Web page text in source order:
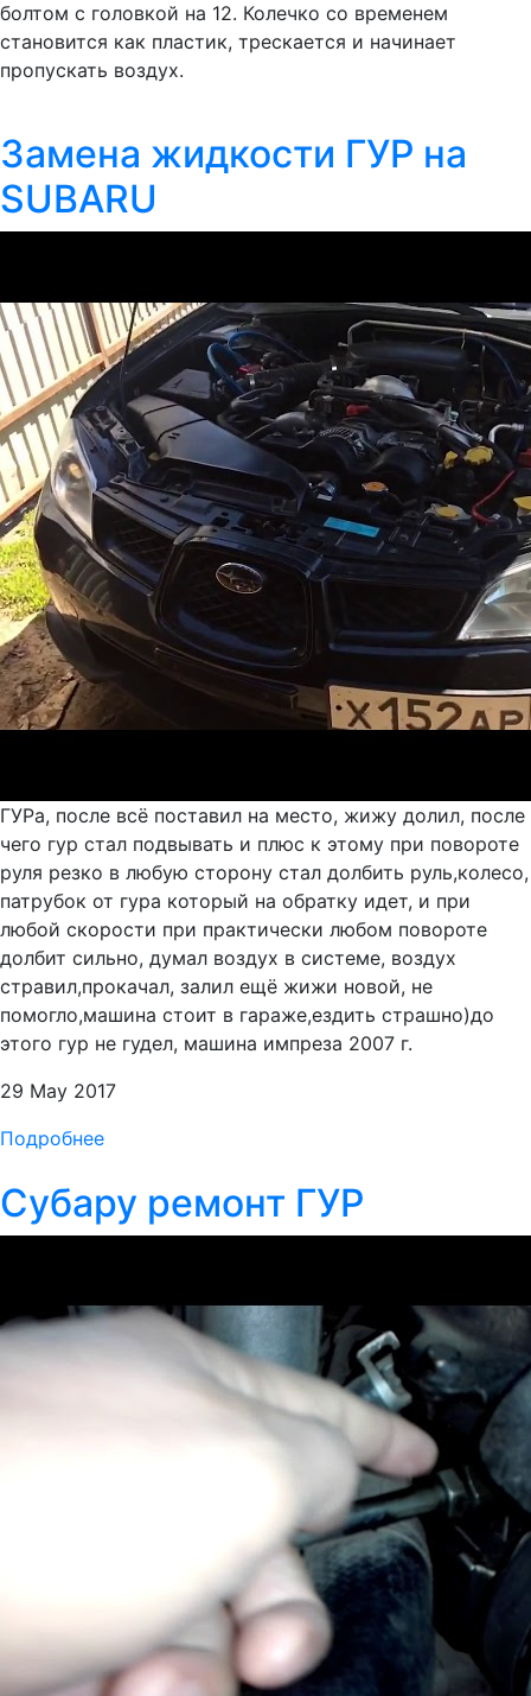
болтом с головкой на 12. Колечко со временем
становится как пластик, трескается и начинает
пропускать воздух.
Замена жидкости ГУР на
SUBARU
ГУРа, после всё поставил на место, жижу долил, после
чего гур стал подвывать и плюс к этому при повороте
руля резко в любую сторону стал долбить руль,колесо,
патрубок от гура который на обратку идет, и при
любой скорости при практически любом повороте
долбит сильно, думал воздух в системе, воздух
стравил,прокачал, залил ещё жижи новой, не
помогло,машина стоит в гараже,ездить страшно)до
этого гур не гудел, машина импреза 2007 г.
29 May 2017
Подробнее
Субару ремонт ГУР